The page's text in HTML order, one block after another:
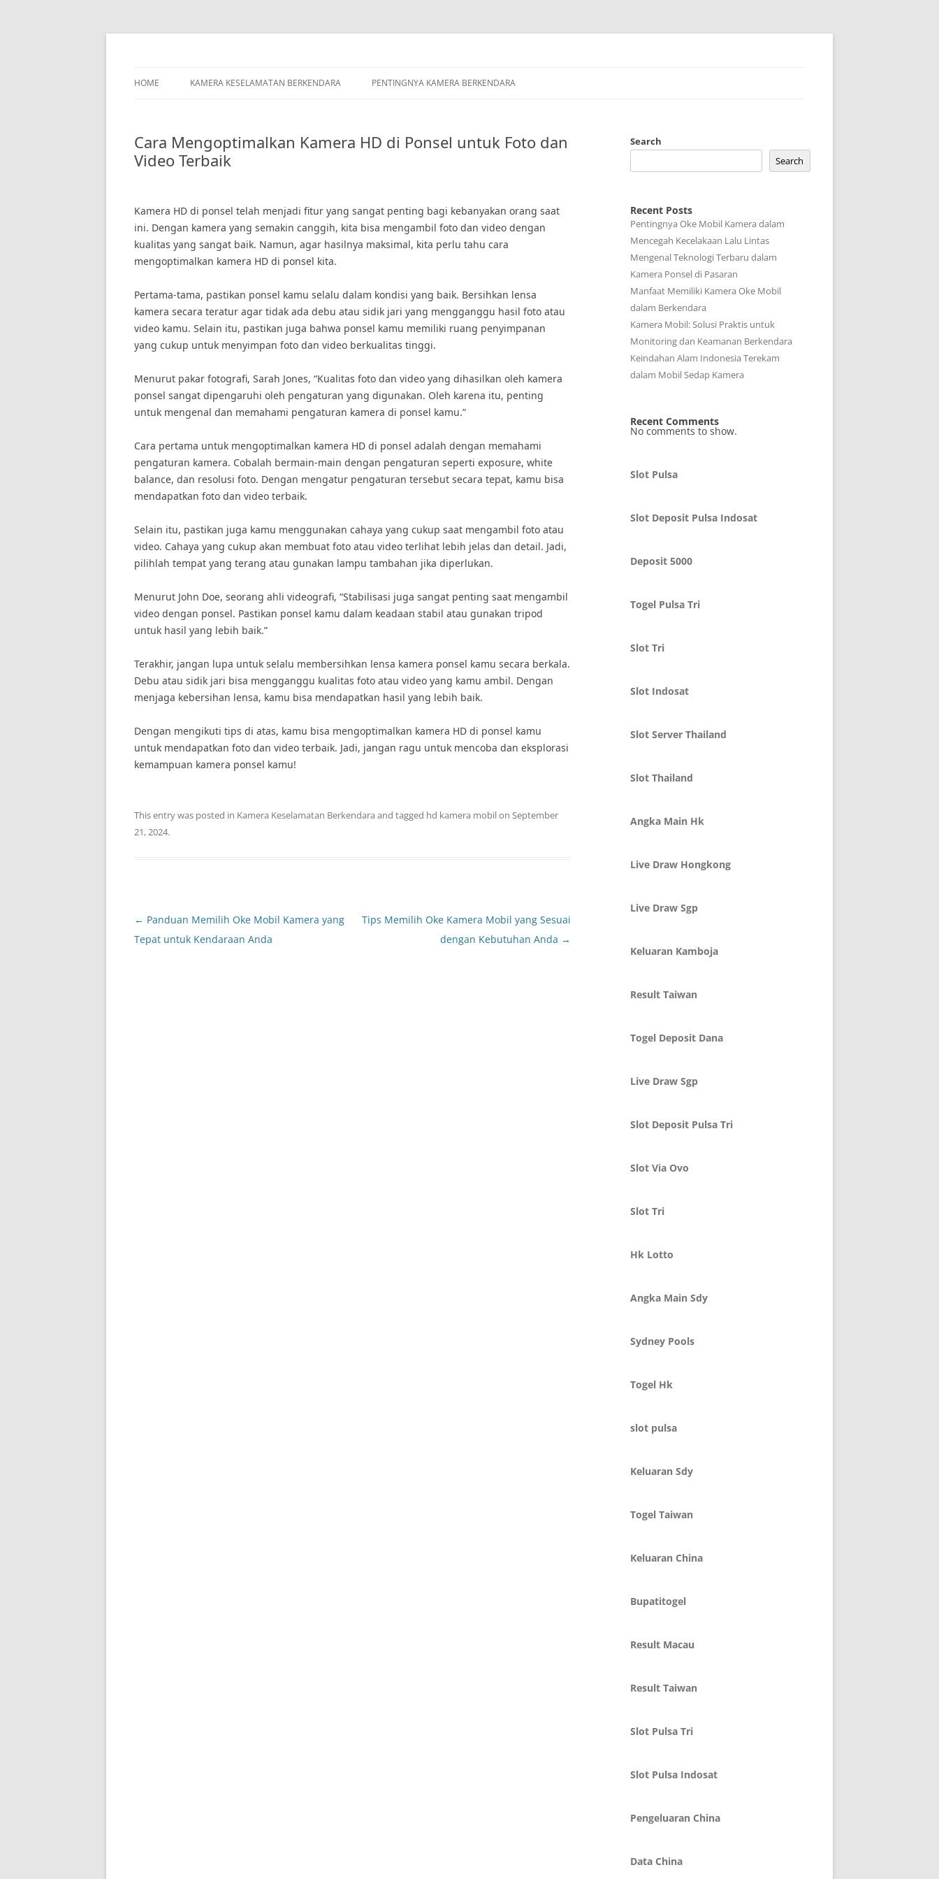
Skip
HOME KAMERA KESELAMATAN BERKENDARA PENTINGNYA KAMERA BERKENDARA
Cara Mengoptimalkan Kamera HD di Ponsel untuk Foto dan
Video Terbaik
Kamera HD di ponsel telah menjadi fitur yang sangat penting bagi kebanyakan orang saat
ini. Dengan kamera yang semakin canggih, kita bisa mengambil foto dan video dengan
kualitas yang sangat baik. Namun, agar hasilnya maksimal, kita perlu tahu cara
mengoptimalkan kamera HD di ponsel kita.
Pertama-tama, pastikan ponsel kamu selalu dalam kondisi yang baik. Bersihkan lensa
kamera secara teratur agar tidak ada debu atau sidik jari yang mengganggu hasil foto atau
video kamu. Selain itu, pastikan juga bahwa ponsel kamu memiliki ruang penyimpanan
yang cukup untuk menyimpan foto dan video berkualitas tinggi.
Menurut pakar fotografi, Sarah Jones, “Kualitas foto dan video yang dihasilkan oleh kamera
ponsel sangat dipengaruhi oleh pengaturan yang digunakan. Oleh karena itu, penting
untuk mengenal dan memahami pengaturan kamera di ponsel kamu.”
Cara pertama untuk mengoptimalkan kamera HD di ponsel adalah dengan memahami
pengaturan kamera. Cobalah bermain-main dengan pengaturan seperti exposure, white
balance, dan resolusi foto. Dengan mengatur pengaturan tersebut secara tepat, kamu bisa
mendapatkan foto dan video terbaik.
Selain itu, pastikan juga kamu menggunakan cahaya yang cukup saat mengambil foto atau
video. Cahaya yang cukup akan membuat foto atau video terlihat lebih jelas dan detail. Jadi,
pilihlah tempat yang terang atau gunakan lampu tambahan jika diperlukan.
Menurut John Doe, seorang ahli videografi, “Stabilisasi juga sangat penting saat mengambil
video dengan ponsel. Pastikan ponsel kamu dalam keadaan stabil atau gunakan tripod
untuk hasil yang lebih baik.”
Terakhir, jangan lupa untuk selalu membersihkan lensa kamera ponsel kamu secara berkala.
Debu atau sidik jari bisa mengganggu kualitas foto atau video yang kamu ambil. Dengan
menjaga kebersihan lensa, kamu bisa mendapatkan hasil yang lebih baik.
Dengan mengikuti tips di atas, kamu bisa mengoptimalkan kamera HD di ponsel kamu
untuk mendapatkan foto dan video terbaik. Jadi, jangan ragu untuk mencoba dan eksplorasi
kemampuan kamera ponsel kamu!
This entry was posted in Kamera Keselamatan Berkendara and tagged hd kamera mobilon September
21, 2024.
Post
navigation
← Panduan Memilih Oke Mobil Kamera yang
Tepat untuk Kendaraan Anda
Tips Memilih Oke Kamera Mobil yang Sesuai
dengan Kebutuhan Anda →
Search
Search
Recent Posts
Pentingnya Oke Mobil Kamera dalam
Mencegah Kecelakaan Lalu Lintas
Mengenal Teknologi Terbaru dalam
Kamera Ponsel di Pasaran
Manfaat Memiliki Kamera Oke Mobil
dalam Berkendara
Kamera Mobil: Solusi Praktis untuk
Monitoring dan Keamanan Berkendara
Keindahan Alam Indonesia Terekam
dalam Mobil Sedap Kamera
Recent Comments
No comments to show.
Slot Pulsa
Slot Deposit Pulsa Indosat
Deposit 5000
Togel Pulsa Tri
Slot Tri
Slot Indosat
Slot Server Thailand
Slot Thailand
Angka Main Hk
Live Draw Hongkong
Live Draw Sgp
Keluaran Kamboja
Result Taiwan
Togel Deposit Dana
Live Draw Sgp
Slot Deposit Pulsa Tri
Slot Via Ovo
Slot Tri
Hk Lotto
Angka Main Sdy
Sydney Pools
Togel Hk
slot pulsa
Keluaran Sdy
Togel Taiwan
Keluaran China
Bupatitogel
Result Macau
Result Taiwan
Slot Pulsa Tri
Slot Pulsa Indosat
Pengeluaran China
Data China